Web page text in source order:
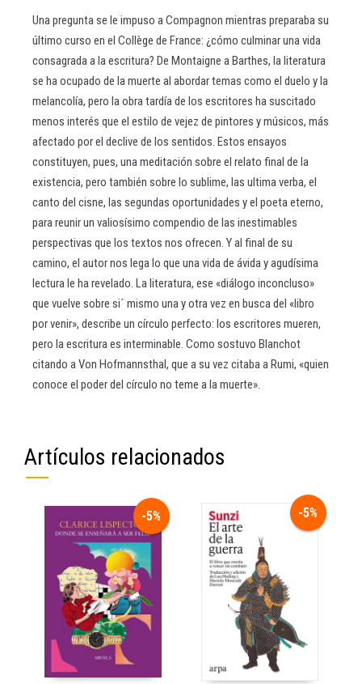
Una pregunta se le impuso a Compagnon mientras preparaba su
último curso en el Collège de France: ¿cómo culminar una vida
consagrada a la escritura? De Montaigne a Barthes, la literatura
se ha ocupado de la muerte al abordar temas como el duelo y la
melancolía, pero la obra tardía de los escritores ha suscitado
menos interés que el estilo de vejez de pintores y músicos, más
afectado por el declive de los sentidos. Estos ensayos
constituyen, pues, una meditación sobre el relato final de la
existencia, pero también sobre lo sublime, las ultima verba, el
canto del cisne, las segundas oportunidades y el poeta eterno,
para reunir un valiosísimo compendio de las inestimables
perspectivas que los textos nos ofrecen. Y al final de su
camino, el autor nos lega lo que una vida de ávida y agudísima
lectura le ha revelado. La literatura, ese «diálogo inconcluso»
que vuelve sobre si´ mismo una y otra vez en busca del «libro
por venir», describe un círculo perfecto: los escritores mueren,
pero la escritura es interminable. Como sostuvo Blanchot
citando a Von Hofmannsthal, que a su vez citaba a Rumi, «quien
conoce el poder del círculo no teme a la muerte».
Artículos relacionados
-5% -5%